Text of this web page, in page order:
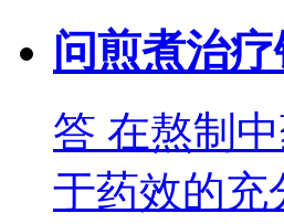
问煎煮治
答 在熬制
于药效的充